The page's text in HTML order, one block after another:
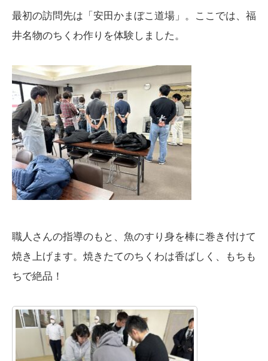
最初の訪問先は「安田かまぼこ道場」。ここでは、福
井名物のちくわ作りを体験しました。
職人さんの指導のもと、魚のすり身を棒に巻き付けて
焼き上げます。焼きたてのちくわは香ばしく、もちも
ちで絶品！